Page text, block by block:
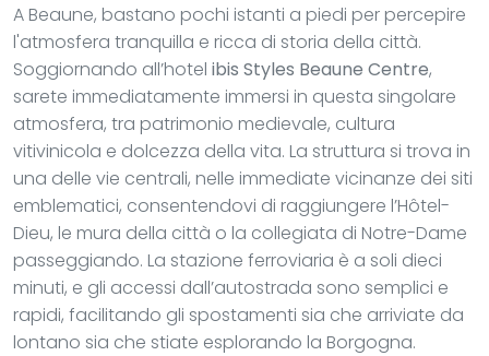
A Beaune, bastano pochi istanti a piedi per percepire
l'atmosfera tranquilla e ricca di storia della città.
Soggiornando all’hotel ibis Styles Beaune Centre,
sarete immediatamente immersi in questa singolare
atmosfera, tra patrimonio medievale, cultura
vitivinicola e dolcezza della vita. La struttura si trova in
una delle vie centrali, nelle immediate vicinanze dei siti
emblematici, consentendovi di raggiungere l’Hôtel-
Dieu, le mura della città o la collegiata di Notre-Dame
passeggiando. La stazione ferroviaria è a soli dieci
minuti, e gli accessi dall’autostrada sono semplici e
rapidi, facilitando gli spostamenti sia che arriviate da
lontano sia che stiate esplorando la Borgogna.